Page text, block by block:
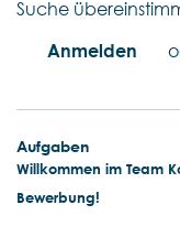
Suche
Anmelden
Aufgaben
Willkommen im Team
Bewerbung!